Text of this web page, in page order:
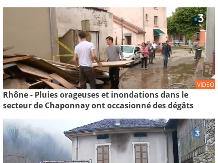
VIDEO
Rhône - Pluies orageuses et inondations dans le
secteur de Chaponnay ont occasionné des dégâts